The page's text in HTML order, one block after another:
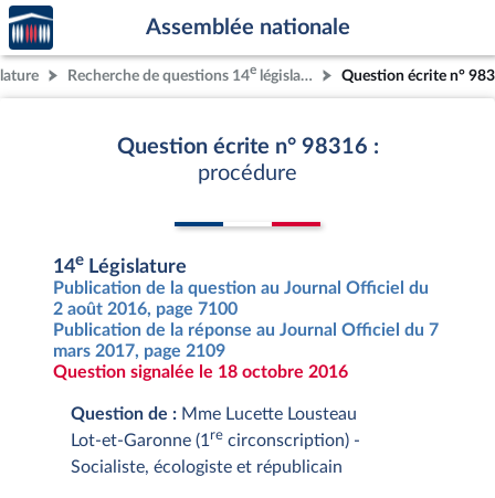
Aller au contenu
Aller en bas de la page
Accèder
à la
page
d'accueil
Assemblée nationale
Recherche de questions 14e législature Question écrite n°
Question écrite n° 98316 :
procédure
14e Législature
Publication de la question au Journal Officiel du
2 août 2016, page 7100
Publication de la réponse au Journal Officiel du 7
mars 2017, page 2109
Question signalée le 18 octobre 2016
Question de : Mme Lucette Lousteau
Lot-et-Garonne (1 re circonscription) -
Socialiste, écologiste et républicain